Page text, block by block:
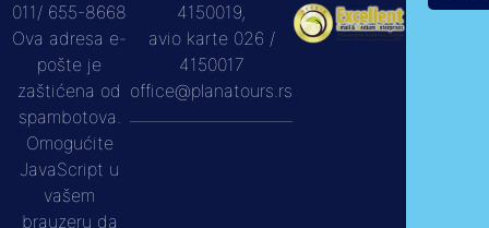
011/ 655-8668
Ova adresa e-
pošte je
zaštićena od
spambotova.
Omogućite
JavaScript u
vašem
brauzeru da
4150019,
avio karte 026 /
4150017
office@planatours.rs